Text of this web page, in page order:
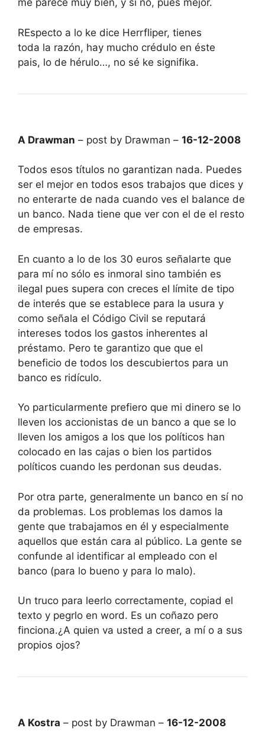
me parece muy bien, y si no, pues mejor.
REspecto a lo ke dice Herrfliper, tienes
toda la razón, hay mucho crédulo en éste
pais, lo de hérulo…, no sé ke signifika.
A Drawman – post by Drawman – 16-12-2008
Todos esos títulos no garantizan nada. Puedes
ser el mejor en todos esos trabajos que dices y
no enterarte de nada cuando ves el balance de
un banco. Nada tiene que ver con el de el resto
de empresas.
En cuanto a lo de los 30 euros señalarte que
para mí no sólo es inmoral sino también es
ilegal pues supera con creces el límite de tipo
de interés que se establece para la usura y
como señala el Código Civil se reputará
intereses todos los gastos inherentes al
préstamo. Pero te garantizo que que el
beneficio de todos los descubiertos para un
banco es ridículo.
Yo particularmente prefiero que mi dinero se lo
lleven los accionistas de un banco a que se lo
lleven los amigos a los que los políticos han
colocado en las cajas o bien los partidos
políticos cuando les perdonan sus deudas.
Por otra parte, generalmente un banco en sí no
da problemas. Los problemas los damos la
gente que trabajamos en él y especialmente
aquellos que están cara al público. La gente se
confunde al identificar al empleado con el
banco (para lo bueno y para lo malo).
Un truco para leerlo correctamente, copiad el
texto y pegrlo en word. Es un coñazo pero
finciona.¿A quien va usted a creer, a mí o a sus
propios ojos?
A Kostra – post by Drawman – 16-12-2008